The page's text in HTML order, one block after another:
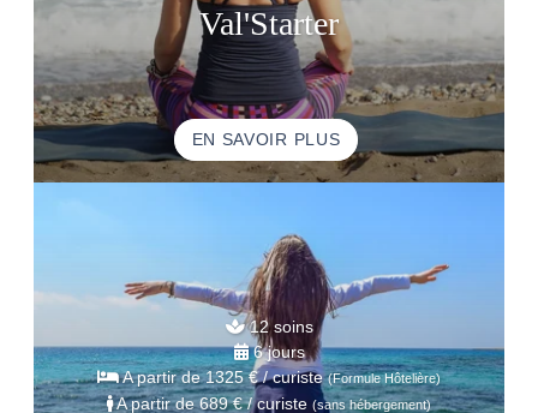
Val'Starter
EN SAVOIR PLUS
12 soins
6 jours
A partir de1325 €/ curiste(Formule Hôtelière)
A partir de689 €/ curiste (sans hébergement)